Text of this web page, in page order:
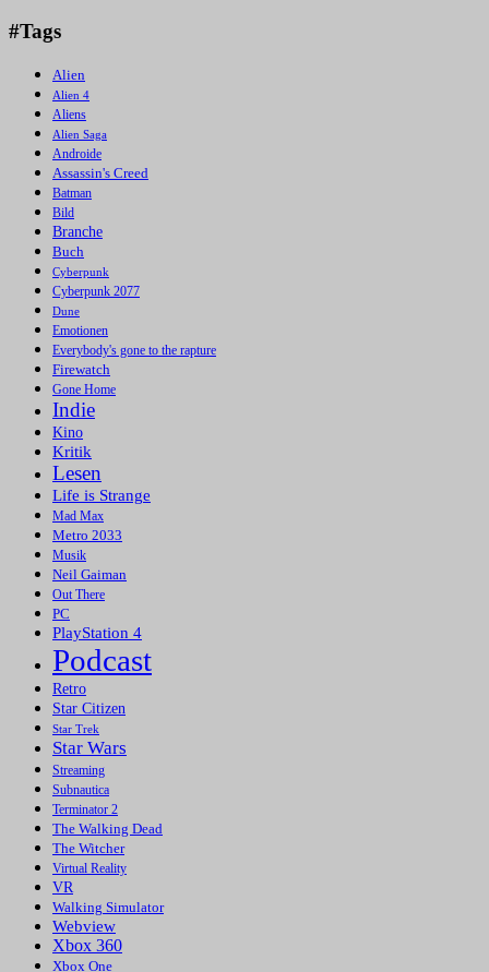
#Tags
Alien
Alien 4
Aliens
Alien Saga
Androide
Assassin's Creed
Batman
Bild
Branche
Buch
Cyberpunk
Cyberpunk 2077
Dune
Emotionen
Everybody's gone to the rapture
Firewatch
Gone Home
Indie
Kino
Kritik
Lesen
Life is Strange
Mad Max
Metro 2033
Musik
Neil Gaiman
Out There
PC
PlayStation 4
Podcast
Retro
Star Citizen
Star Trek
Star Wars
Streaming
Subnautica
Terminator 2
The Walking Dead
The Witcher
Virtual Reality
VR
Walking Simulator
Webview
Xbox 360
Xbox One